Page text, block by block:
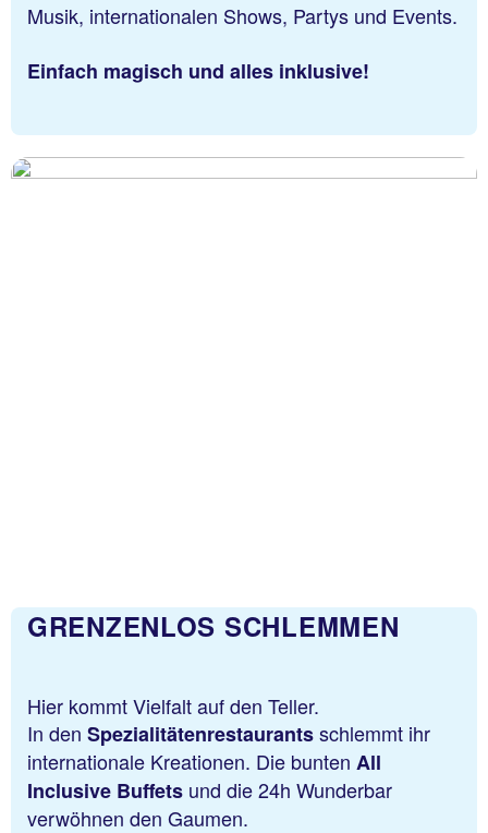
Musik, internationalen Shows, Partys und Events.
Einfach magisch und alles inklusive!
GRENZENLOS SCHLEMMEN
Hier kommt Vielfalt auf den Teller.
In den Spezialitätenrestaurantsschlemmt ihr
internationale Kreationen. Die bunten All
Inclusive Buffets und die 24h Wunderbar
verwöhnen den Gaumen.